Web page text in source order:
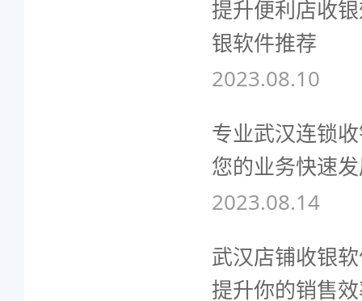
提升便利店收
银软件推荐
2023.08.10
专业武汉连锁
您的业务快速
2023.08.14
武汉店铺收银
提升你的销售